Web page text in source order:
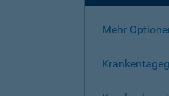
Mehr